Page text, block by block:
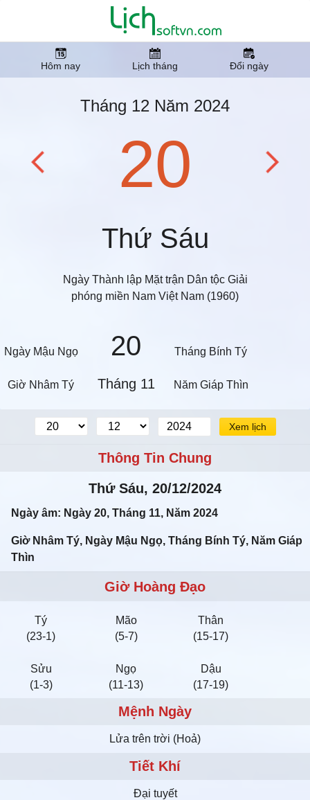
Hôm nay Lịch tháng Đổi ngày
Tháng 12 Năm 2024
20
Thứ Sáu
Ngày Thành lập Mặt trận Dân tộc Giải
phóng miền Nam Việt Nam (1960)
Ngày Mậu Ngọ 20 Tháng Bính Tý
Giờ Nhâm Tý Tháng 11 Năm Giáp Thìn
Xem lịch
Thông Tin Chung
Thứ Sáu, 20/12/2024
Ngày âm: Ngày 20, Tháng 11, Năm 2024
Giờ Nhâm Tý, Ngày Mậu Ngọ, Tháng Bính Tý, Năm Giáp
Thìn
Giờ Hoàng Đạo
Tý
(23-1)
Mão
(5-7)
Thân
(15-17)
Sửu
(1-3)
Ngọ
(11-13)
Dậu
(17-19)
Mệnh Ngày
Lửa trên trời (Hoả)
Tiết Khí
Đại tuyết